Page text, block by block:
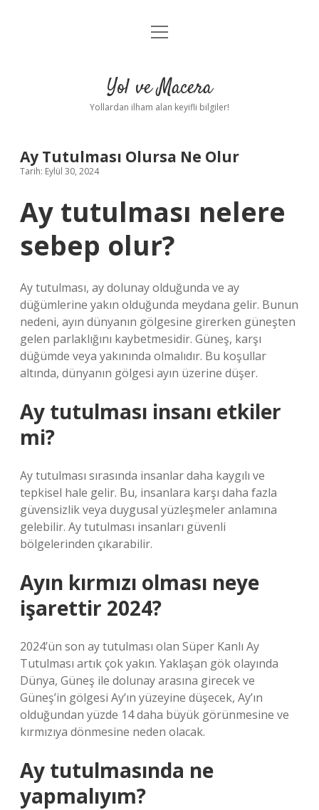
Anasayfa
Yasal Uyarı
menüyü
Yol ve Macera
Yollardan ilham alan keyifli bilgiler!
Ay Tutulması Olursa Ne Olur
Tarih: Eylül 30, 2024
Ay tutulması nelere
sebep olur?
Ay tutulması, ay dolunay olduğunda ve ay
düğümlerine yakın olduğunda meydana gelir. Bunun
nedeni, ayın dünyanın gölgesine girerken güneşten
gelen parlaklığını kaybetmesidir. Güneş, karşı
düğümde veya yakınında olmalıdır. Bu koşullar
altında, dünyanın gölgesi ayın üzerine düşer.
Ay tutulması insanı etkiler
mi?
Ay tutulması sırasında insanlar daha kaygılı ve
tepkisel hale gelir. Bu, insanlara karşı daha fazla
güvensizlik veya duygusal yüzleşmeler anlamına
gelebilir. Ay tutulması insanları güvenli
bölgelerinden çıkarabilir.
Ayın kırmızı olması neye
işarettir 2024?
2024’ün son ay tutulması olan Süper Kanlı Ay
Tutulması artık çok yakın. Yaklaşan gök olayında
Dünya, Güneş ile dolunay arasına girecek ve
Güneş’in gölgesi Ay’ın yüzeyine düşecek, Ay’ın
olduğundan yüzde 14 daha büyük görünmesine ve
kırmızıya dönmesine neden olacak.
Ay tutulmasında ne
yapmalıyım?